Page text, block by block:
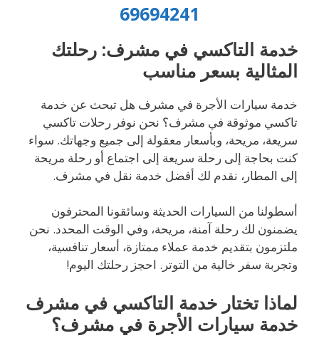
69694241
خدمة التاكسي في مشرف: رحلتك
المثالية بسعر مناسب
خدمة سيارات الأجرة في مشرف هل تبحث عن خدمة
تاكسي موثوقة في مشرف؟ نحن نوفر رحلات تاكسي
سريعة، مريحة، وبأسعار معقولة إلى جميع وجهاتك. سواء
كنت بحاجة إلى رحلة سريعة إلى اجتماع أو رحلة مريحة
إلى المطار، نقدم لك أفضل خدمة نقل في مشرف.
أسطولنا من السيارات الحديثة وسائقونا المحترفون
يضمنون لك رحلة آمنة، مريحة، وفي الوقت المحدد. نحن
ملتزمون بتقديم خدمة عملاء ممتازة، أسعار تنافسية،
وتجربة سفر خالية من التوتر. احجز رحلتك اليوم!
لماذا تختار خدمة التاكسي في مشرف
خدمة سيارات الأجرة في مشرف؟